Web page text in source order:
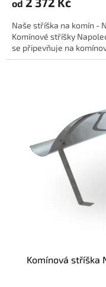
od
Naše stříška na komín -
Komínové stříšky
se připevňuje na
Komínová stříška